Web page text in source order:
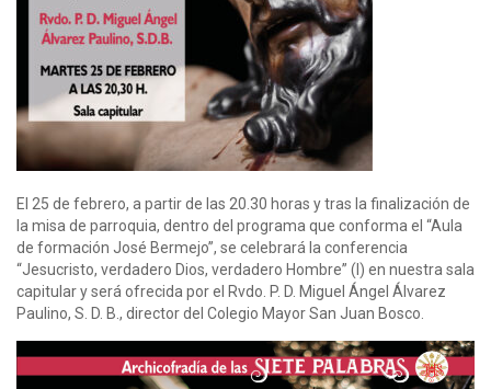
El 25 de febrero, a partir de las 20.30 horas y tras la finalización de
la misa de parroquia, dentro del programa que conforma el “Aula
de formación José Bermejo”, se celebrará la conferencia
“Jesucristo, verdadero Dios, verdadero Hombre” (I) en nuestra sala
capitular y será ofrecida por el Rvdo. P. D. Miguel Ángel Álvarez
Paulino, S. D. B., director del Colegio Mayor San Juan Bosco.